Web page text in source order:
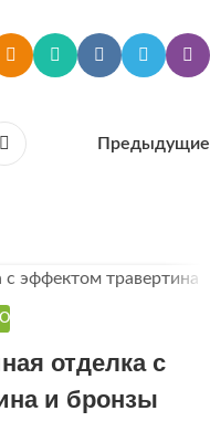
Предыдущие
отделка с
и бронзы